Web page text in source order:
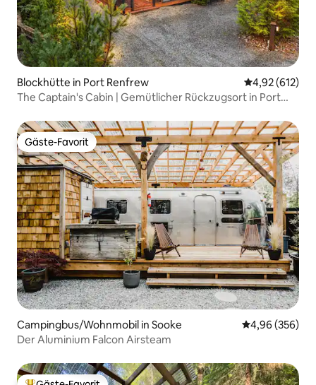
Blockhütte in Port Renfrew
4,92 (612)
The Captain's Cabin | Gemütlicher Rückzugsort in Port
Gäste-Favorit
Gäste-Favorit
Campingbus/Wohnmobil in Sooke
4,96 (356)
Der Aluminium Falcon Airsteam